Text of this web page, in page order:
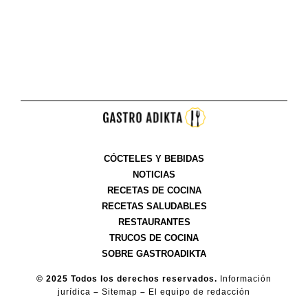
CÓCTELES Y BEBIDAS
NOTICIAS
RECETAS DE COCINA
RECETAS SALUDABLES
RESTAURANTES
TRUCOS DE COCINA
SOBRE GASTROADIKTA
© 2025 Todos los derechos reservados.
Información
jurídica – Sitemap – El equipo de redacción